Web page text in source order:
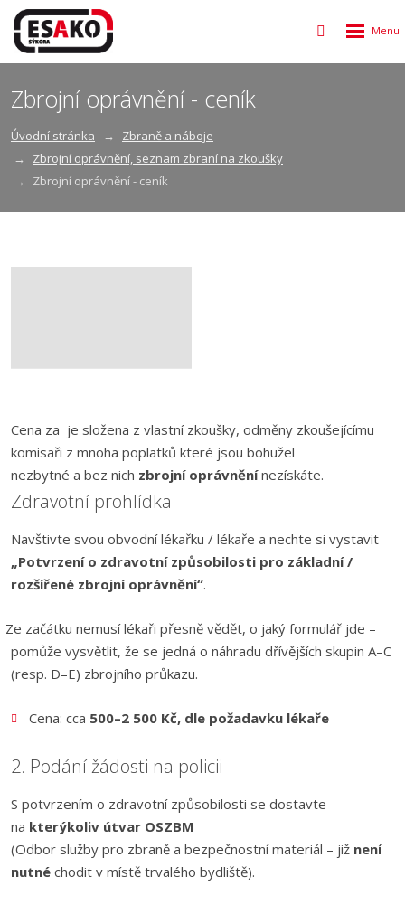
Vyhledávání
Rozbalení
Zbrojní oprávnění - ceník
Úvodní stránka
Zbraně a náboje
Zbrojní oprávnění, seznam zbraní na zkoušky
Zbrojní oprávnění - ceník
Cena za je složena z vlastní zkoušky, odměny zkoušejícímu
komisaři z mnoha poplatků které jsou bohužel
nezbytné a bez nich zbrojní oprávněnínezískáte.
Zdravotní prohlídka
Navštivte svou obvodní lékařku / lékaře a nechte si vystavit
„Potvrzení o zdravotní způsobilosti pro základní /
rozšířené zbrojní oprávnění“.
Ze začátku nemusí lékaři přesně vědět, o jaký formulář jde –
pomůže vysvětlit, že se jedná o náhradu dřívějších skupin A–C
(resp. D–E) zbrojního průkazu.
Cena: cca 500–2 500 Kč, dle požadavku lékaře
2. Podání žádosti na policii
S potvrzením o zdravotní způsobilosti se dostavte
na kterýkoliv útvar OSZBM
(Odbor služby pro zbraně a bezpečnostní materiál – již není
nutné chodit v místě trvalého bydliště).